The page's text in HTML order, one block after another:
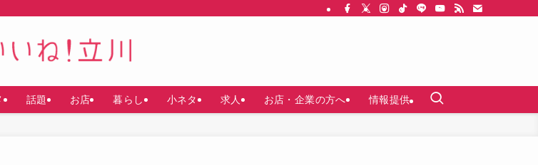
話題 お店 暮らし 小ネタ 求人 お店・企業の方へ 情報提供